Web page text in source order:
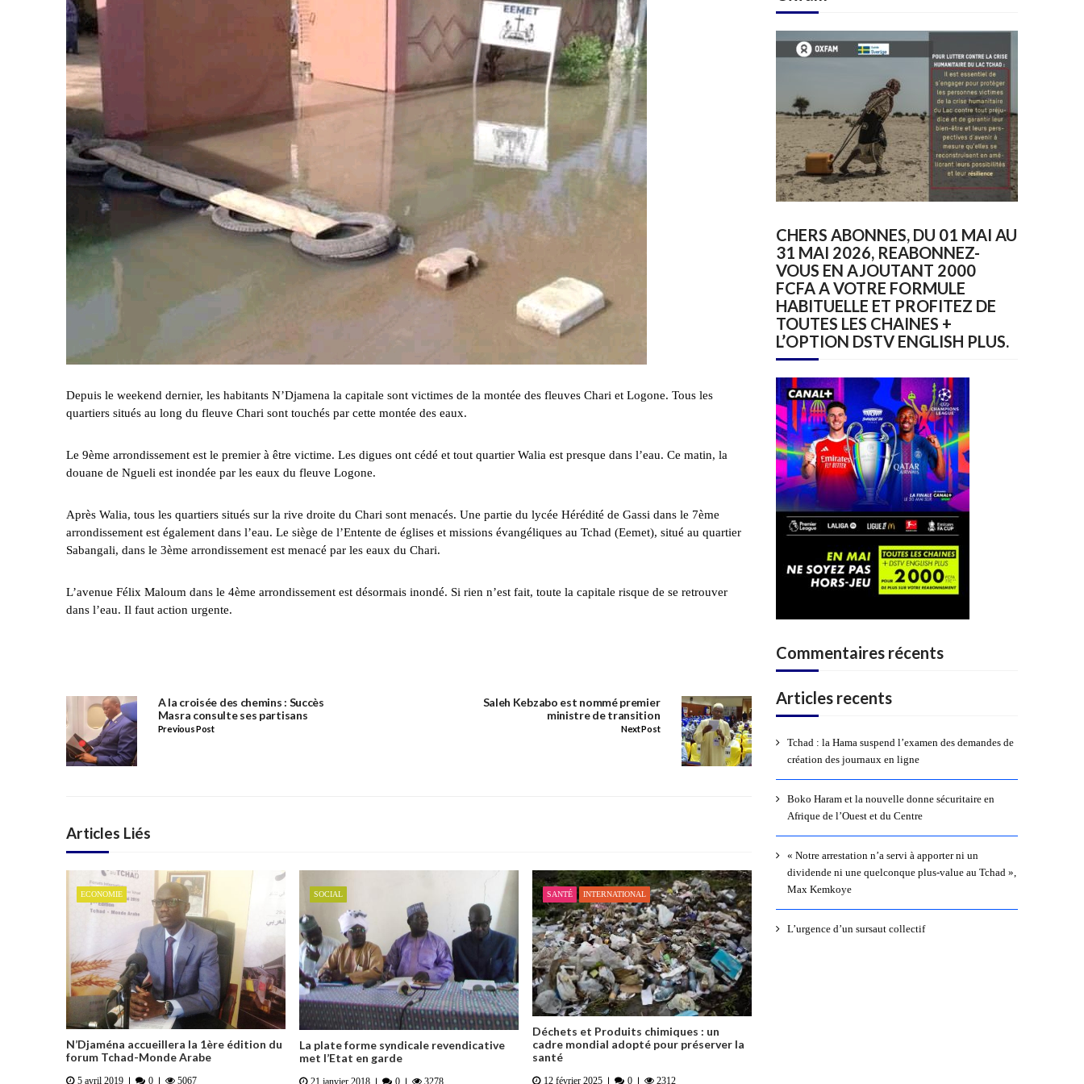
Depuis le weekend dernier, les habitants N’Djamena la capitale sont victimes de la montée des fleuves Chari et Logone. Tous les
quartiers situés au long du fleuve Chari sont touchés par cette montée des eaux.
Le 9ème arrondissement est le premier à être victime. Les digues ont cédé et tout quartier Walia est presque dans l’eau. Ce matin, la
douane de Ngueli est inondée par les eaux du fleuve Logone.
Après Walia, tous les quartiers situés sur la rive droite du Chari sont menacés. Une partie du lycée Hérédité de Gassi dans le 7ème
arrondissement est également dans l’eau. Le siège de l’Entente de églises et missions évangéliques au Tchad (Eemet), situé au quartier
Sabangali, dans le 3ème arrondissement est menacé par les eaux du Chari.
L’avenue Félix Maloum dans le 4ème arrondissement est désormais inondé. Si rien n’est fait, toute la capitale risque de se retrouver
dans l’eau. Il faut action urgente.
A la croisée des chemins : Succès
Masra consulte ses partisans
Previous Post
Saleh Kebzabo est nommé premier
ministre de transition
Next Post
Articles Liés
ECONOMIE
N’Djaména accueillera la 1ère édition du
forum Tchad-Monde Arabe
5 avril 2019 0 5067
SOCIAL
La plate forme syndicale revendicative
met l’Etat en garde
21 janvier 2018 0 3278
SANTÉ INTERNATIONAL
Déchets et Produits chimiques : un
cadre mondial adopté pour préserver la
santé
12 février 2025 0 2312
CHERS ABONNES, DU 01 MAI AU
31 MAI 2026, REABONNEZ-
VOUS EN AJOUTANT 2000
FCFA A VOTRE FORMULE
HABITUELLE ET PROFITEZ DE
TOUTES LES CHAINES +
L’OPTION DSTV ENGLISH PLUS.
Commentaires récents
Articles recents
Tchad : la Hama suspend l’examen des demandes de
création des journaux en ligne
Boko Haram et la nouvelle donne sécuritaire en
Afrique de l’Ouest et du Centre
« Notre arrestation n’a servi à apporter ni un
dividende ni une quelconque plus-value au Tchad »,
Max Kemkoye
L’urgence d’un sursaut collectif